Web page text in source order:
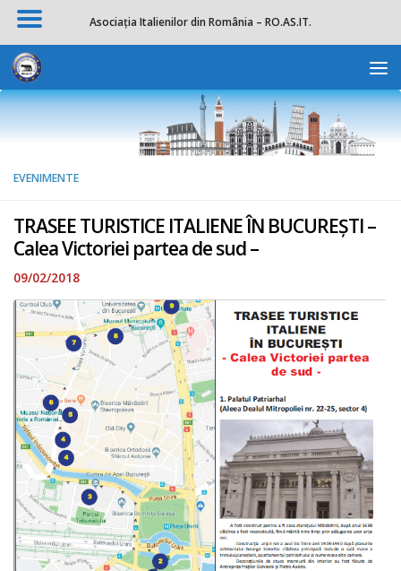
Skip to content
EVENIMENTE
TRASEE TURISTICE ITALIENE ÎN BUCUREȘTI –
Calea Victoriei partea de sud –
09/02/2018
Asociația Italienilor din România – RO.AS.IT.